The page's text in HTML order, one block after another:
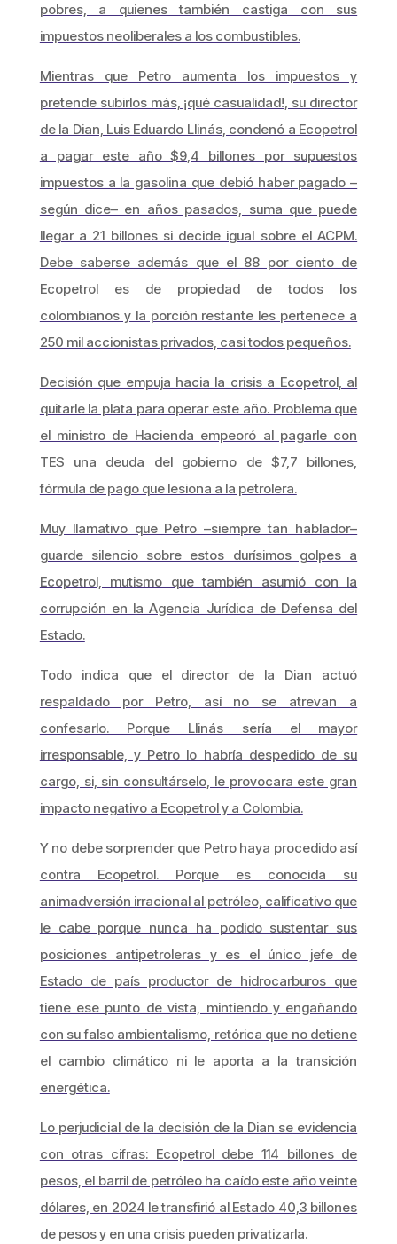
pobres, a quienes también castiga con sus
impuestos neoliberales a los combustibles.
Mientras que Petro aumenta los impuestos y
pretende subirlos más, ¡qué casualidad!, su director
de la Dian, Luis Eduardo Llinás, condenó a Ecopetrol
a pagar este año $9,4 billones por supuestos
impuestos a la gasolina que debió haber pagado –
según dice– en años pasados, suma que puede
llegar a 21 billones si decide igual sobre el ACPM.
Debe saberse además que el 88 por ciento de
Ecopetrol es de propiedad de todos los
colombianos y la porción restante les pertenece a
250 mil accionistas privados, casi todos pequeños.
Decisión que empuja hacia la crisis a Ecopetrol, al
quitarle la plata para operar este año. Problema que
el ministro de Hacienda empeoró al pagarle con
TES una deuda del gobierno de $7,7 billones,
fórmula de pago que lesiona a la petrolera.
Muy llamativo que Petro –siempre tan hablador–
guarde silencio sobre estos durísimos golpes a
Ecopetrol, mutismo que también asumió con la
corrupción en la Agencia Jurídica de Defensa del
Estado.
Todo indica que el director de la Dian actuó
respaldado por Petro, así no se atrevan a
confesarlo. Porque Llinás sería el mayor
irresponsable, y Petro lo habría despedido de su
cargo, si, sin consultárselo, le provocara este gran
impacto negativo a Ecopetrol y a Colombia.
Y no debe sorprender que Petro haya procedido así
contra Ecopetrol. Porque es conocida su
animadversión irracional al petróleo, calificativo que
le cabe porque nunca ha podido sustentar sus
posiciones antipetroleras y es el único jefe de
Estado de país productor de hidrocarburos que
tiene ese punto de vista, mintiendo y engañando
con su falso ambientalismo, retórica que no detiene
el cambio climático ni le aporta a la transición
energética.
Lo perjudicial de la decisión de la Dian se evidencia
con otras cifras: Ecopetrol debe 114 billones de
pesos, el barril de petróleo ha caído este año veinte
dólares, en 2024 le transfirió al Estado 40,3 billones
de pesos y en una crisis pueden privatizarla.